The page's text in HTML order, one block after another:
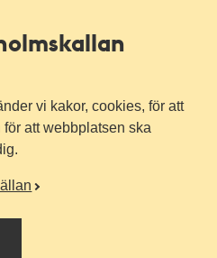
vi kakor, cookies, för att
att webbplatsen ska